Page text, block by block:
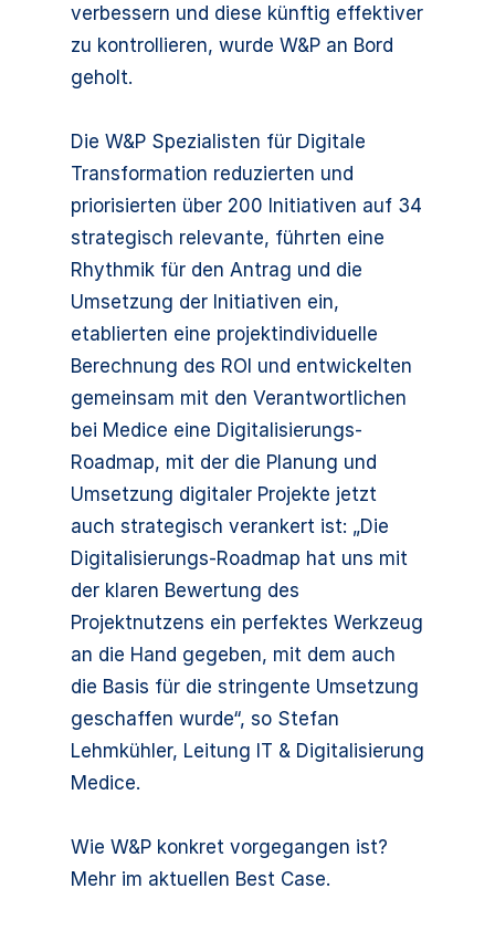
verbessern und diese künftig effektiver
zu kontrollieren, wurde W&P an Bord
geholt.
Die W&P Spezialisten für Digitale
Transformation reduzierten und
priorisierten über 200 Initiativen auf 34
strategisch relevante, führten eine
Rhythmik für den Antrag und die
Umsetzung der Initiativen ein,
etablierten eine projektindividuelle
Berechnung des ROI und entwickelten
gemeinsam mit den Verantwortlichen
bei Medice eine Digitalisierungs-
Roadmap, mit der die Planung und
Umsetzung digitaler Projekte jetzt
auch strategisch verankert ist: „Die
Digitalisierungs-Roadmap hat uns mit
der klaren Bewertung des
Projektnutzens ein perfektes Werkzeug
an die Hand gegeben, mit dem auch
die Basis für die stringente Umsetzung
geschaffen wurde“, so Stefan
Lehmkühler, Leitung IT & Digitalisierung
Medice.
Wie W&P konkret vorgegangen ist?
Mehr im aktuellen Best Case.